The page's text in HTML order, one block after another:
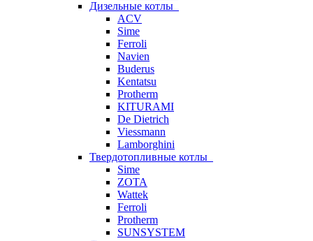
Дизельные котлы
ACV
Sime
Ferroli
Navien
Buderus
Kentatsu
Protherm
KITURAMI
De Dietrich
Viessmann
Lamborghini
Твердотопливные котлы
Sime
ZOTA
Wattek
Ferroli
Protherm
SUNSYSTEM